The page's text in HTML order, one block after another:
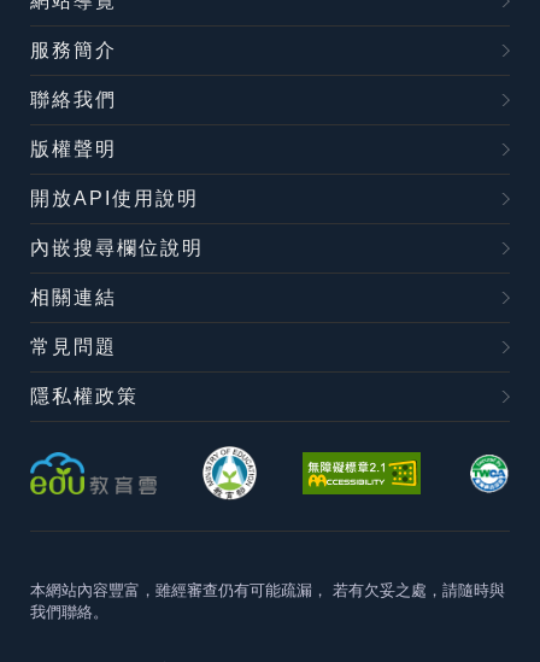
服務簡介
聯絡我們
版權聲明
開放API使用說明
內嵌搜尋欄位說明
相關連結
常見問題
隱私權政策
本網站內容豐富，雖經審查仍有可能疏漏， 若有欠妥之處，請隨時與
我們聯絡。